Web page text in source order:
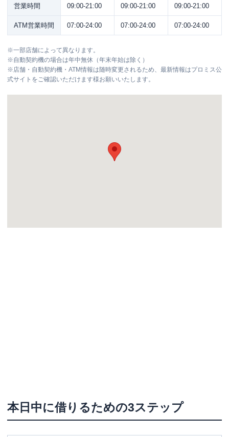
営業時間 09:00-21:00 09:00-21:00 09:00-21:00
ATM営業時間 07:00-24:00 07:00-24:00 07:00-24:00
※一部店舗によって異なります。
※自動契約機の場合は年中無休（年末年始は除く）
※店舗・自動契約機・ATM情報は随時変更されるため、最新情報はプロミス公
式サイトをご確認いただけます様お願いいたします。
本日中に借りるための3ステップ